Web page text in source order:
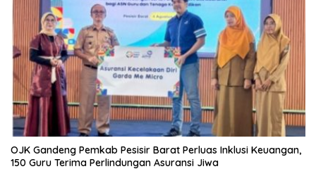
OJK Gandeng Pemkab Pesisir Barat Perluas Inklusi Keuangan,
150 Guru Terima Perlindungan Asuransi Jiwa